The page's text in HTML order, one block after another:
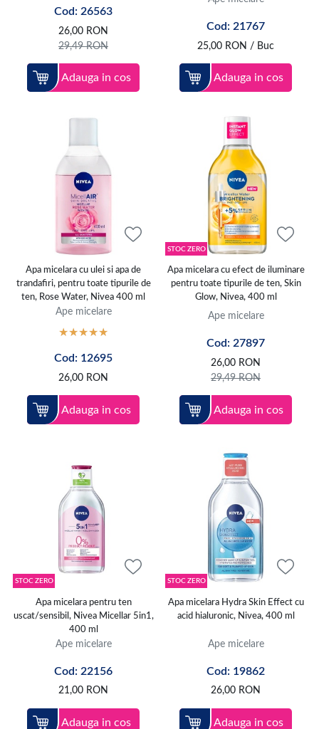
In magazinul nostru online, vei descoperi o gama variata de produse,
menite sa raspunda nevoilor tale de ingrijire a tenului. Mai exact, poti
vitamina C, care ofera un plus de stralucire. De asemenea, poti alege din
optiuni hidratante, pe baza de ulei sau fara ulei, adaptate fiecarui tip de
ten. De exemplu, oferim ape micelare imbogatite cu acid hialuronic,
pentru o hidratare intensa, sau cu acid salicilic, ideal pentru tenul
Ai grija de tenul tau si foloseste o apa micelara pentru fata,
demachiant, ocrema de fata
, dar si alte produse de
calitate, precum
geluri si masti de curatare
, ce sunt in concordanta cu
nevoile sale specifice.
Acestea ajuta la mentinerea unui ten curat si hidratat.
Cod: 26563
26,00 RON
29,49RON
Adauga in cos
Cod: 21767
25,00 RON / Buc
Adauga in cos
Apa micelara cu ulei si apa de
trandafiri, pentru toate tipurile de
ten, Rose Water, Nivea 400 ml
Ape micelare
Cod: 12695
26,00 RON
Adauga in cos
STOC ZERO
Apa micelara cu efect de iluminare
pentru toate tipurile de ten, Skin
Glow, Nivea, 400 ml
Ape micelare
Cod: 27897
26,00 RON
29,49RON
Adauga in cos
STOC ZERO
Apa micelara pentru ten
uscat/sensibil, Nivea Micellar 5in1,
400 ml
Ape micelare
Cod: 22156
21,00 RON
Adauga in cos
STOC ZERO
Apa micelara Hydra Skin Effect cu
acid hialuronic, Nivea, 400 ml
Ape micelare
Cod: 19862
26,00 RON
Adauga in cos